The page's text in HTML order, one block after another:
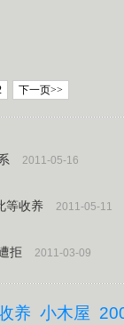
下一页>>
2011-05-16
等收养 2011-05-11
拒 2011-03-09
养 小木屋